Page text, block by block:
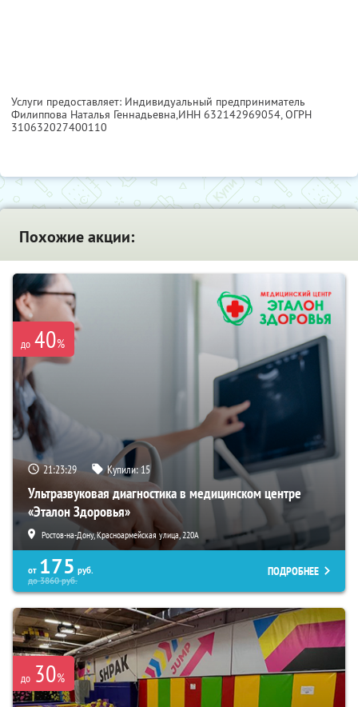
Услуги предоставляет: Индивидуальный предприниматель
Филиппова Наталья Геннадьевна,ИНН 632142969054, ОГРН
310632027400110
Похожие акции:
до 40%
21:23:28 Купили:15
Ультразвуковая диагностика в медицинском центре
«Эталон Здоровья»
Ростов-на-Дону, Красноармейская улица, 220А
от 175 руб.
до3860руб.
ПОДРОБНЕЕ
до 30%